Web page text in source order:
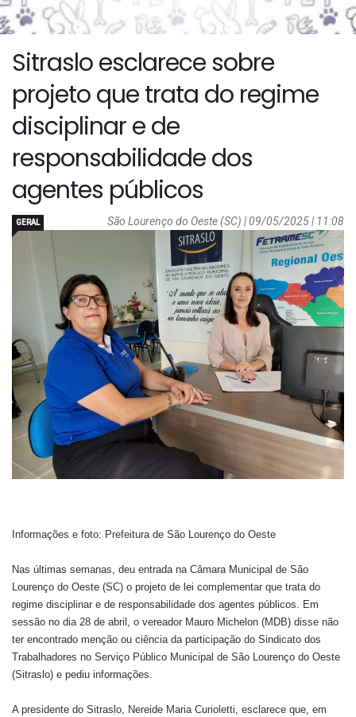
Sitraslo esclarece sobre
projeto que trata do regime
disciplinar e de
responsabilidade dos
agentes públicos
GERAL São Lourenço do Oeste (SC) | 09/05/2025 | 11:08
Informações e foto: Prefeitura de São Lourenço do Oeste
Nas últimas semanas, deu entrada na Câmara Municipal de São
Lourenço do Oeste (SC) o projeto de lei complementar que trata do
regime disciplinar e de responsabilidade dos agentes públicos. Em
sessão no dia 28 de abril, o vereador Mauro Michelon (MDB) disse não
ter encontrado menção ou ciência da participação do Sindicato dos
Trabalhadores no Serviço Público Municipal de São Lourenço do Oeste
(Sitraslo) e pediu informações.
A presidente do Sitraslo, Nereide Maria Curioletti, esclarece que, em